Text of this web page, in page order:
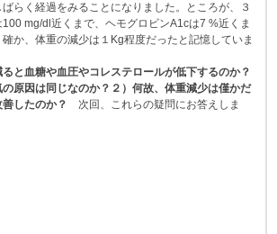
らく経過をみることになりました。ところが、３
mg/dl近くまで、ヘモグロビンA1cは7 %近くま
か、体重の減少は１Kg程度だったと記憶していま
ると血糖や血圧やコレステロールが低下するのか？
原因は同じなのか？２）何故、体重減少は僅かだ
したのか？
次回、これらの疑問にお答えしま